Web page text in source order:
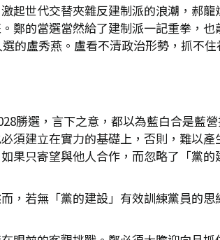
起世代交替夾雜反建制派的浪潮，郝
鄭的當選當然給了建制派一記重拳，
的盧秀燕。盧看不清政治形勢，抓不
勝選，言下之意，都以為藍白合是藍
須建立在實力的基礎上，否則，難以
果只寄望與他人合作，而忽略了「黨
，若無「黨的建設」有效訓練黨員的